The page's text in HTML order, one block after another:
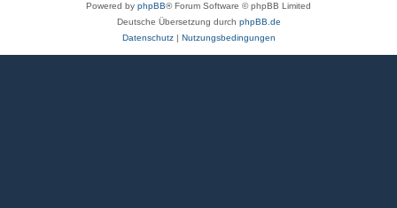
Powered by phpBB® Forum Software © phpBB Limited
Deutsche Übersetzung durch phpBB.de
Datenschutz| Nutzungsbedingungen